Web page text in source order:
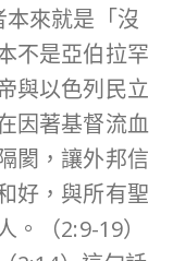
來就是「沒
不是亞伯拉罕
與以色列民立
因著基督流血
閡，讓外邦信
好，與所有聖
（2:9-19）